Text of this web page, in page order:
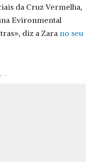
da Cruz Vermelha,
Evironmental
diz a Zara no seu
–